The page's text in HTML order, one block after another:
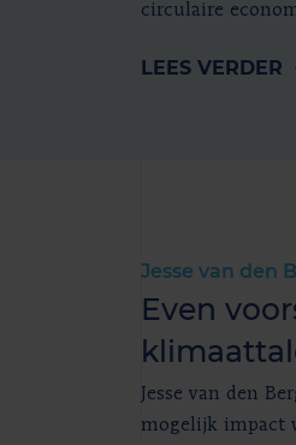
circulaire
LEES VERDER
Jesse van den
Even
Jesse van den
mogelijk impact